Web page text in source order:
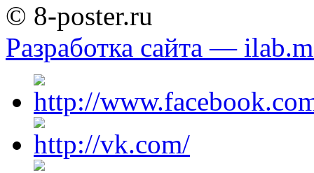
© 8-poster.ru
Разработка сайта —